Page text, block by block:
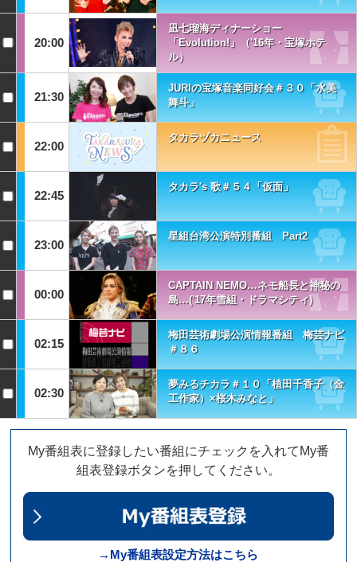
20:00
凪七瑠海ディナーショー
「Evolution!」（'16年・宝塚ホテ
ル）
21:30
JURIの宝塚音楽同好会＃３０「水美
舞斗」
22:00
タカラヅカニュース
22:45
タカラ's 歌＃５４「仮面」
23:00
星組台湾公演特別番組 Part2
00:00
CAPTAIN NEMO…ネモ船長と神秘の
島…('17年雪組・ドラマシティ)
02:15
梅田芸術劇場公演情報番組 梅芸ナビ
＃８６
02:30
夢みるチカラ＃１０「植田千香子（金
工作家）×桜木みなと」
My番組表に登録したい番組にチェックを入れてMy番
組表登録ボタンを押してください。
→My番組表設定方法はこちら